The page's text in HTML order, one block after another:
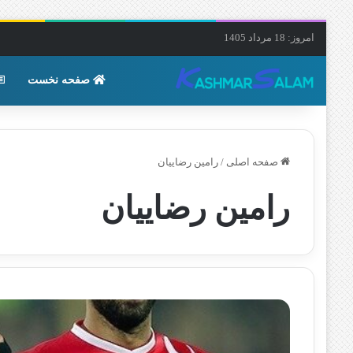
امروز: 18 مرداد 1405
صفحه نخست
صفحه اصلی / رامین رضاییان
رامین رضاییان